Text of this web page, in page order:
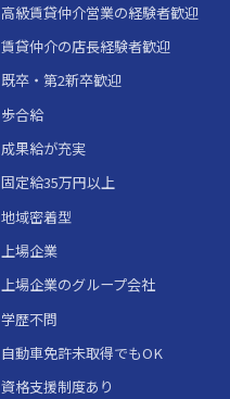
高級賃貸仲介営業の経験者歓迎
賃貸仲介の店長経験者歓迎
既卒・第2新卒歓迎
歩合給
成果給が充実
固定給35万円以上
地域密着型
上場企業
上場企業のグループ会社
学歴不問
自動車免許未取得でもOK
資格支援制度あり